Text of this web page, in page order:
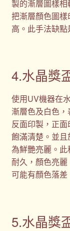
製的漸層圖樣
把漸層顏色圖
高。此手法缺
4.水晶獎
使用UV機器在
漸層色及白色
反面印製，正
飽滿清楚。並
為鮮艷亮麗。
耐久，顏色亮
可能有顏色落
5.水晶獎